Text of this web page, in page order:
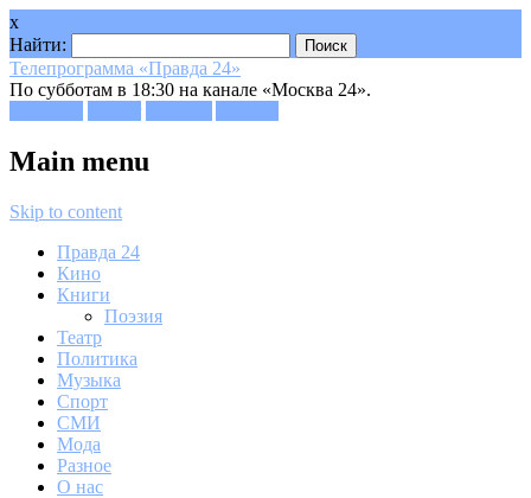
x
Найти:
Телепрограмма «Правда 24»
По субботам в 18:30 на канале «Москва 24».
Main menu
Skip to content
Правда 24
Кино
Книги
Поэзия
Театр
Политика
Музыка
Спорт
СМИ
Мода
Разное
О нас